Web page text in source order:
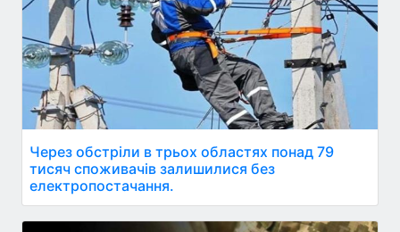
Через обстріли в трьох областях понад 79
тисяч споживачів залишилися без
електропостачання.